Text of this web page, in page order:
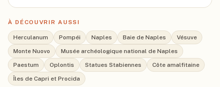
À DÉCOUVRIR AUSSI
Herculanum Pompéi Naples Baie de Naples
Vésuve
Monte Nuovo
Musée archéologique national de Naples
Paestum
Oplontis Statues Stabiennes
Côte amalfitaine
Îles de Capri et Procida